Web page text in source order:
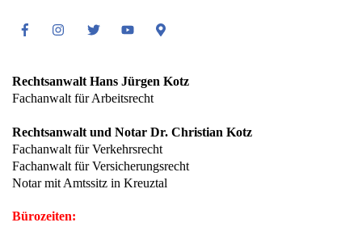
FacebookInstagramTwitter Youtube Google
Rechtsanwalt Hans Jürgen Kotz
Fachanwalt für Arbeitsrecht
Rechtsanwalt und Notar Dr. Christian Kotz
Fachanwalt für Verkehrsrecht
Fachanwalt für Versicherungsrecht
Notar mit Amtssitz in Kreuztal
Bürozeiten: